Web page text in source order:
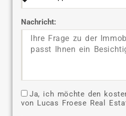
Nachricht:
Ja, ich möchte den
von Lucas Froese Real